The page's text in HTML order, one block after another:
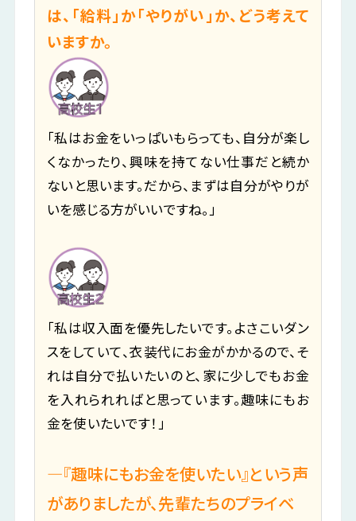
は、「給料」か「やりがい」か、どう考えて
いますか。
「私はお金をいっぱいもらっても、自分が楽し
くなかったり、興味を持てない仕事だと続か
ないと思います。だから、まずは自分がやりが
いを感じる方がいいですね。」
「私は収入面を優先したいです。よさこいダン
スをしていて、衣装代にお金がかかるので、そ
れは自分で払いたいのと、家に少しでもお金
を入れられればと思っています。趣味にもお
金を使いたいです！」
―『趣味にもお金を使いたい』という声
がありましたが、先輩たちのプライベ